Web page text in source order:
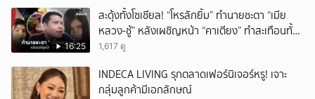
16:25
สะดุ้งทั้งโซเชียล! “โหรลักยิ้ม” ทำนายชะตา “เมีย
หลวง-ชู้” หลังเผชิญหน้า “คาเตียง” ทำสะเทือนทั้ง
ประเทศ
1,617 ดู
INDECA LIVING รุกตลาดเฟอร์นิเจอร์หรู! เจาะ
กลุ่มลูกค้ามีเอกลักษณ์